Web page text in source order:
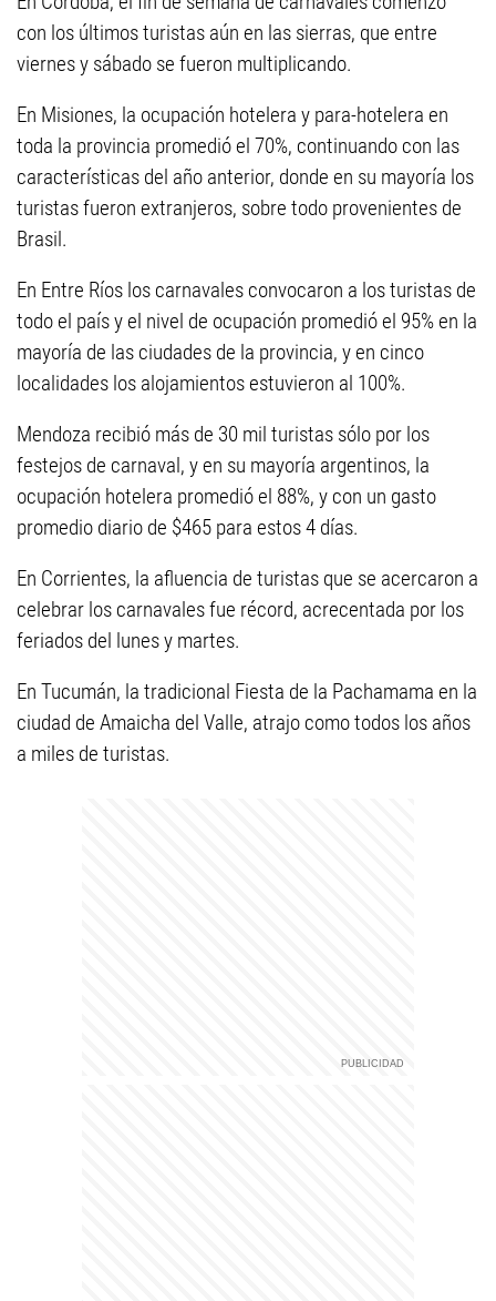
con los últimos turistas aún en las sierras, que entre
viernes y sábado se fueron multiplicando.
En Misiones, la ocupación hotelera y para-hotelera en
toda la provincia promedió el 70%, continuando con las
características del año anterior, donde en su mayoría los
turistas fueron extranjeros, sobre todo provenientes de
Brasil.
En Entre Ríos los carnavales convocaron a los turistas de
todo el país y el nivel de ocupación promedió el 95% en la
mayoría de las ciudades de la provincia, y en cinco
localidades los alojamientos estuvieron al 100%.
Mendoza recibió más de 30 mil turistas sólo por los
festejos de carnaval, y en su mayoría argentinos, la
ocupación hotelera promedió el 88%, y con un gasto
promedio diario de $465 para estos 4 días.
En Corrientes, la afluencia de turistas que se acercaron a
celebrar los carnavales fue récord, acrecentada por los
feriados del lunes y martes.
En Tucumán, la tradicional Fiesta de la Pachamama en la
ciudad de Amaicha del Valle, atrajo como todos los años
a miles de turistas.